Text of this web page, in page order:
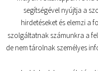
© TUDATKULCS 2026
segítségével nyújtja a
hirdetéseket és elemzi a
szolgáltatnak számunkra a
de nem tárolnak személyes